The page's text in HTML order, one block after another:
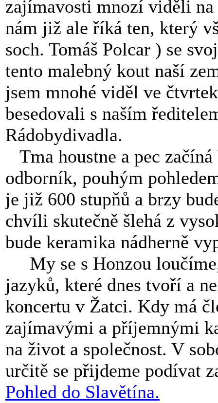
zajímavosti mnozí viděli na
nám již ale říká ten, který
soch. Tomáš Polcar ) se
tento malebný kout naší
jsem mnohé viděl ve
besedovali s naším
Rádobydivadla.
Tma houstne a pec
odborník, pouhým
je již 600 stupňů a brzy
chvíli skutečně šlehá z
bude keramika nádherně
My se s Honzou
jazyků, které dnes tvoří a
koncertu v Žatci. Kdy má
zajímavými a příjemnými
na život a společnost. V
určitě se přijdeme podívat
Pohled do Slavětína.